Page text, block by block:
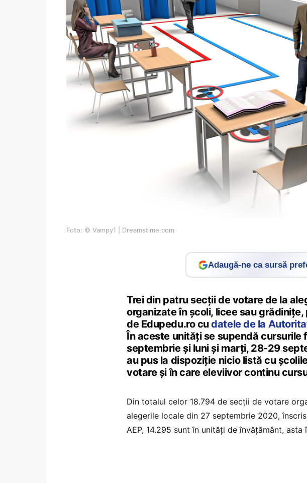
Foto: © Vampy1 | Dreamstime.com
Adaugă-ne ca sursă
Trei din patru secții de votare de la
organizate în școli, licee sau
de Edupedu.ro cudatele de la
În aceste unități se supendă cursurile
septembrie și luni și marți, 28-29
au pus la dispoziție nicio listă cu
votare și în care eleviivor continu
Din totalul celor 18.794 de secții de votare
alegerile locale din 27 septembrie 2020,
AEP, 14.295 sunt în unități de învățământ, asta